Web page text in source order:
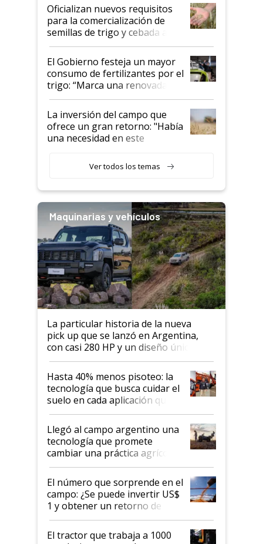
Oficializan nuevos requisitos
para la comercialización de
semillas de trigo y cebada a
granel
El Gobierno festeja un mayor
consumo de fertilizantes por el
trigo: “Marca una renovada
confianza de los productores”
La inversión del campo que
ofrece un gran retorno: "Había
una necesidad en este
Ver todos los temas
Maquinarias y vehículos
La particular historia de la nueva
pick up que se lanzó en Argentina,
con casi 280 HP y un diseño único: a
cuánto se vende
Hasta 40% menos pisoteo: la
tecnología que busca cuidar el
suelo en cada aplicación que
llevó Jacto al Congreso
Aapresid 2026
Llegó al campo argentino una
tecnología que promete
cambiar una práctica agrícola
clave: ¿Y si analizar el suelo
fuera tan simple como apretar
un botón?
El número que sorprende en el
campo: ¿Se puede invertir US$
1 y obtener un retorno de
hasta US$ 10 en agricultura?
El tractor que trabaja a 1000